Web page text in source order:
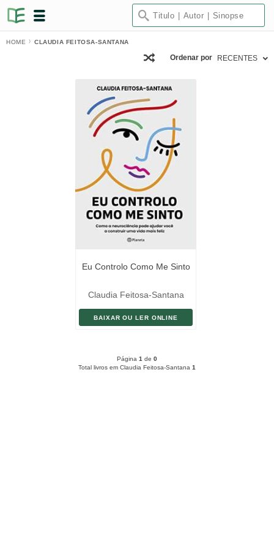
HOME CLAUDIA FEITOSA-SANTANA
Ordenar por RECENTES
Eu Controlo Como Me Sinto
Claudia Feitosa-Santana
BAIXAR OU LER ONLINE
Página 1 de 0
Total livros em Claudia Feitosa-Santana 1